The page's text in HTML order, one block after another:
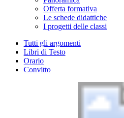
Offerta formativa
Le schede didattiche
I progetti delle classi
Tutti gli argomenti
Libri di Testo
Orario
Convitto